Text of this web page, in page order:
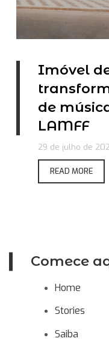
Comece
Home
Stories
Saiba
Imóvel
de
LAMFF
29 de julho de
READ MORE